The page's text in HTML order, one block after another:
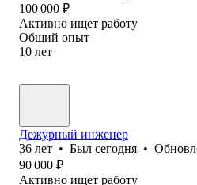
100 000 ₽
Активно ищет работу
Общий опыт
10 лет
Дежурный инженер
36 лет • Был сегодня •
90 000 ₽
Активно ищет работу